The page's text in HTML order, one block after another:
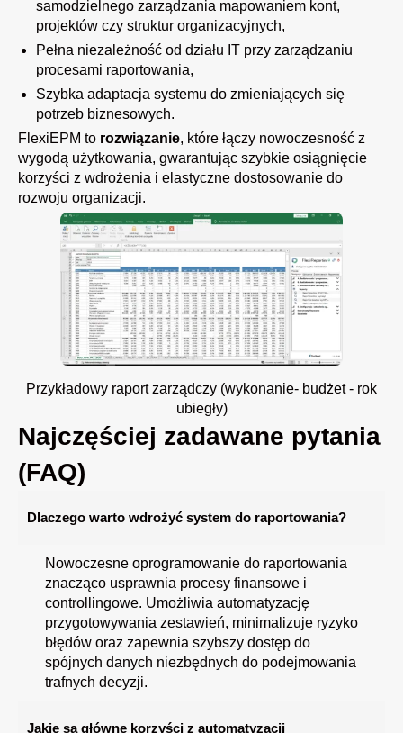
samodzielnego zarządzania mapowaniem kont,
projektów czy struktur organizacyjnych,
Pełna niezależność od działu IT przy zarządzaniu
procesami raportowania,
Szybka adaptacja systemu do zmieniających się
potrzeb biznesowych.
FlexiEPM to rozwiązanie, które łączy nowoczesność z
wygodą użytkowania, gwarantując szybkie osiągnięcie
korzyści z wdrożenia i elastyczne dostosowanie do
rozwoju organizacji.
Przykładowy raport zarządczy (wykonanie- budżet - rok
ubiegły)
Najczęściej zadawane pytania
(FAQ)
Dlaczego warto wdrożyć system do raportowania?
Nowoczesne oprogramowanie do raportowania
znacząco usprawnia procesy finansowe i
controllingowe. Umożliwia automatyzację
przygotowywania zestawień, minimalizuje ryzyko
błędów oraz zapewnia szybszy dostęp do
spójnych danych niezbędnych do podejmowania
trafnych decyzji.
Jakie są główne korzyści z automatyzacji